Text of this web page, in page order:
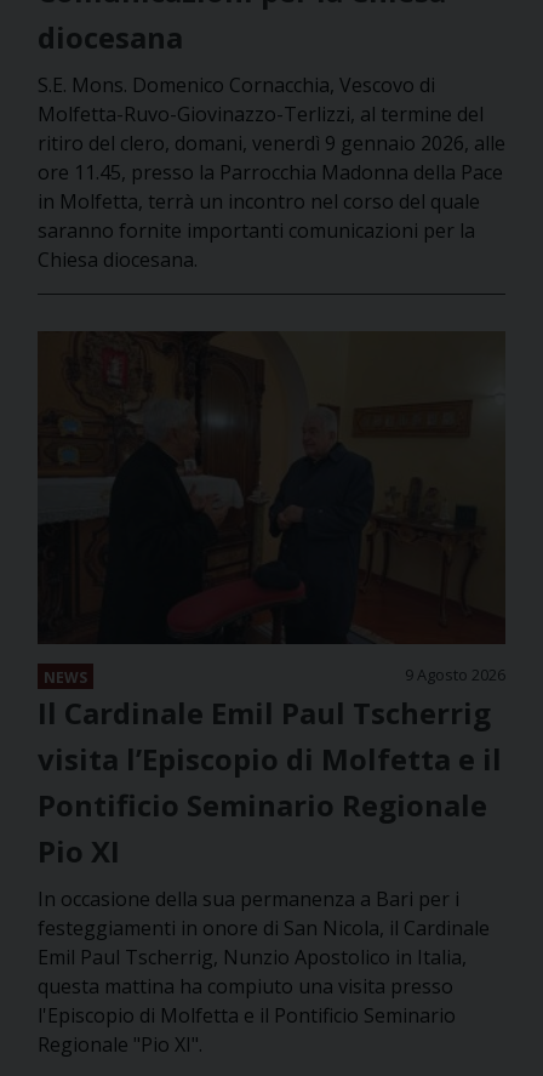
diocesana
S.E. Mons. Domenico Cornacchia, Vescovo di
Molfetta-Ruvo-Giovinazzo-Terlizzi, al termine del
ritiro del clero, domani, venerdì 9 gennaio 2026, alle
ore 11.45, presso la Parrocchia Madonna della Pace
in Molfetta, terrà un incontro nel corso del quale
saranno fornite importanti comunicazioni per la
Chiesa diocesana.
NEWS 9 Agosto 2026
Il Cardinale Emil Paul Tscherrig
visita l’Episcopio di Molfetta e il
Pontificio Seminario Regionale
Pio XI
In occasione della sua permanenza a Bari per i
festeggiamenti in onore di San Nicola, il Cardinale
Emil Paul Tscherrig, Nunzio Apostolico in Italia,
questa mattina ha compiuto una visita presso
l'Episcopio di Molfetta e il Pontificio Seminario
Regionale "Pio XI".